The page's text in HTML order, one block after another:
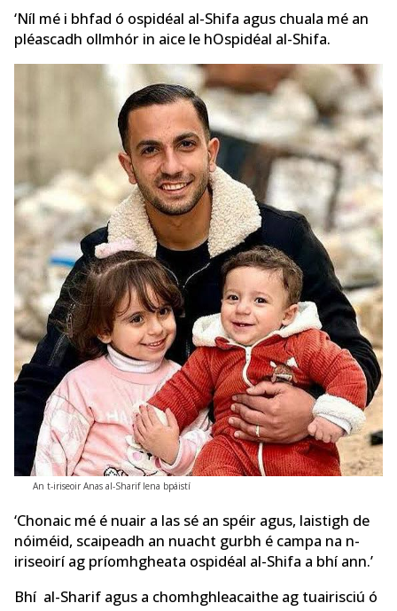
‘Níl mé i bhfad ó ospidéal al-Shifa agus chuala mé an
pléascadh ollmhór in aice le hOspidéal al-Shifa.
An t-iriseoir Anas al-Sharif lena bpáistí
‘Chonaic mé é nuair a las sé an spéir agus, laistigh de
nóiméid, scaipeadh an nuacht gurbh é campa na n-
iriseoirí ag príomhgheata ospidéal al-Shifa a bhí ann.’
Bhí al-Sharif agus a chomhghleacaithe ag tuairisciú ó